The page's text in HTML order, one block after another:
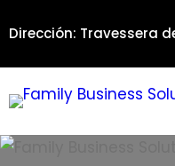
al
contenido
Dirección: Travessera